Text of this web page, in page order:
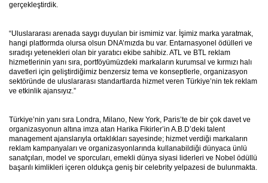
gerçekleştirdik.
“Uluslararası arenada saygı duyulan bir ismimiz var. İşimiz marka yaratmak,
hangi platformda olursa olsun DNA’mızda bu var. Entarnasyonel ödülleri ve
sıradışı yetenekleri olan bir yaratıcı ekibe sahibiz. ATL ve BTL reklam
hizmetlerinin yanı sıra, portföyümüzdeki markaların kurumsal ve kırmızı halı
davetleri için geliştirdiğimiz benzersiz tema ve konseptlerle, organizasyon
sektöründe de uluslararası standartlarda hizmet veren Türkiye’nin tek reklam
ve etkinlik ajansıyız.”
Türkiye’nin yanı sıra Londra, Milano, New York, Paris’te de bir çok davet ve
organizasyonun altına imza atan Harika Fikirler’in A.B.D’deki talent
management ajanslarıyla ortaklıkları sayesinde; hizmet verdiği markaların
reklam kampanyaları ve organizasyonlarında kullanabildiği dünyaca ünlü
sanatçıları, model ve sporcuları, emekli dünya siyasi liderleri ve Nobel ödüllü
başarılı kimlikleri içeren oldukça geniş bir celebrity yelpazesi de bulunmakta.